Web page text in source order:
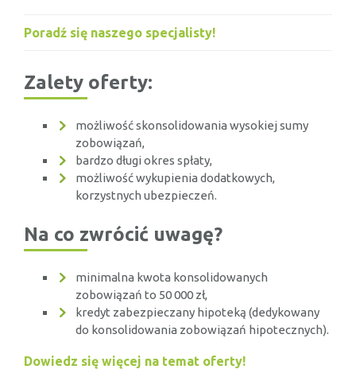
Poradź się naszego specjalisty!
Zalety oferty:
możliwość skonsolidowania wysokiej sumy
zobowiązań,
bardzo długi okres spłaty,
możliwość wykupienia dodatkowych,
korzystnych ubezpieczeń.
Na co zwrócić uwagę?
minimalna kwota konsolidowanych
zobowiązań to 50 000 zł,
kredyt zabezpieczany hipoteką (dedykowany
do konsolidowania zobowiązań hipotecznych).
Dowiedz się więcej na temat oferty!